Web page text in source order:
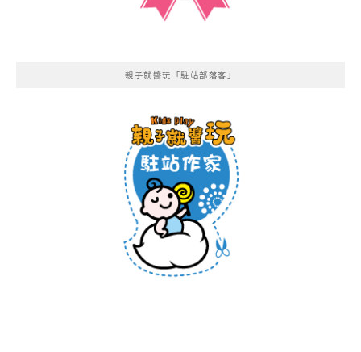
親子就醬玩「駐站部落客」